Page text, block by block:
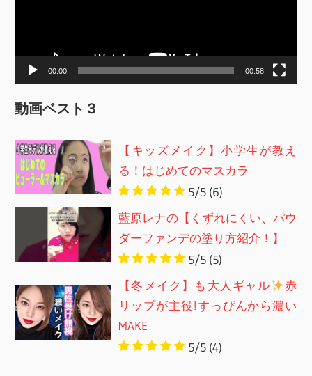
ー
00:00 00:58
動画ベスト３
【キッズメイク】小学生が教え
る！はじめてのマスカラ
5/5 (6)
藍原レナの【くずれにくい、パウ
ダーファンデの塗り方紹介！】
5/5 (5)
【冬メイク】も大人ギャル
赤
リップが主役!すっぴんから濃い
MAKE
5/5 (4)